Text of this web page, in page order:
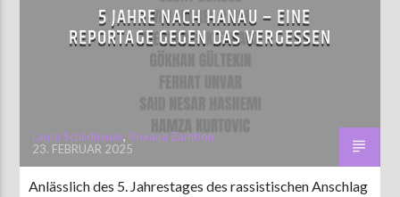
5 JAHRE NACH HANAU – EINE
REPORTAGE GEGEN DAS VERGESSEN
Laura Schildheuer, Roxana Zambon
23. FEBRUAR 2025
Anlässlich des 5. Jahrestages des rassistischen Anschlag